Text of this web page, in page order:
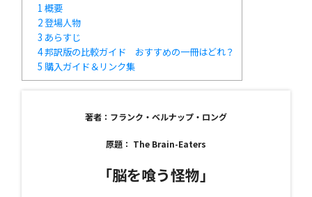
1 概要
2登場人物
3 あらすじ
4邦訳版の比較ガイド おすすめの一冊はどれ？
5 購入ガイド＆リンク集
著者：フランク・ベルナップ・ロング
原題： The Brain-Eaters
「脳を喰う怪物」